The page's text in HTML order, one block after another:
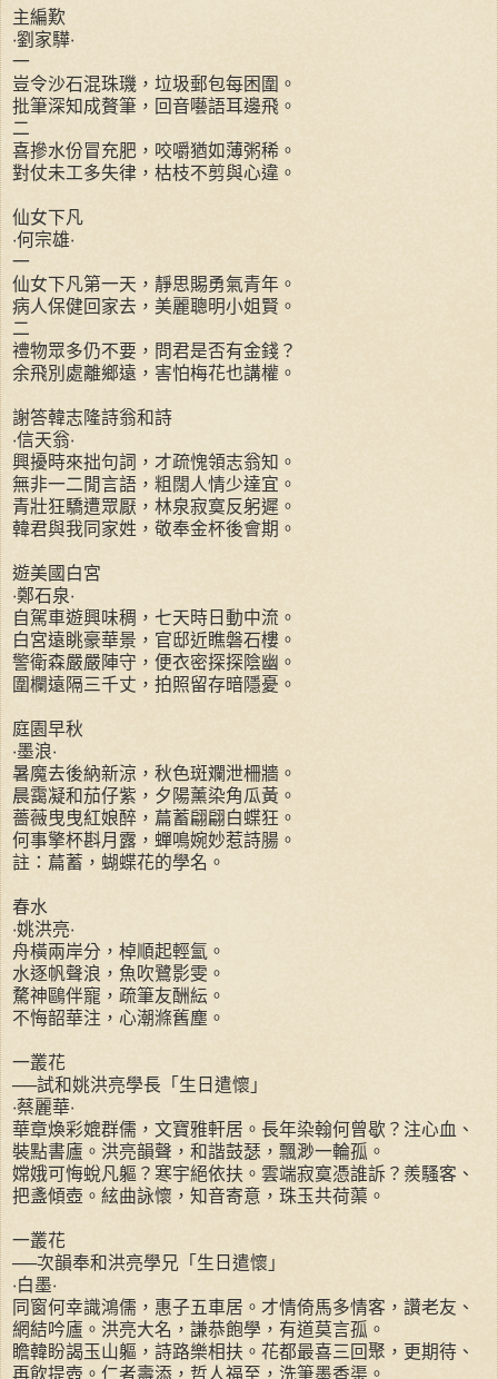
主編歎
‧劉家驊‧
一
豈令沙石混珠璣，垃圾郵包每困圍。
批筆深知成贅筆，回音囈語耳邊飛。
二
喜摻水份冒充肥，咬嚼猶如薄粥稀。
對仗未工多失律，枯枝不剪與心違。
仙女下凡
‧何宗雄‧
一
仙女下凡第一天，靜思賜勇氣青年。
病人保健回家去，美麗聰明小姐賢。
二
禮物眾多仍不要，問君是否有金錢？
余飛別處離鄉遠，害怕梅花也講權。
謝答韓志隆詩翁和詩
‧信天翁‧
興擾時來拙句詞，才疏愧領志翁知。
無非一二閒言語，粗闊人情少達宜。
青壯狂驕遭眾厭，林泉寂寞反躬遲。
韓君與我同家姓，敬奉金杯後會期。
遊美國白宮
‧鄭石泉‧
自駕車遊興味稠，七天時日動中流。
白宮遠眺豪華景，官邸近瞧磐石樓。
警衛森嚴嚴陣守，便衣密探探陰幽。
圍欄遠隔三千丈，拍照留存暗隱憂。
庭園早秋
‧墨浪‧
暑魔去後納新涼，秋色斑斕泄柵牆。
晨靄凝和茄仔紫，夕陽薰染角瓜黃。
薔薇曳曳紅娘醉，萹蓄翩翩白蝶狂。
何事擎杯斟月露，蟬鳴婉妙惹詩腸。
註：萹蓄，蝴蝶花的學名。
春水
‧姚洪亮‧
舟橫兩岸分，棹順起輕氳。
水逐帆聲浪，魚吹鷺影雯。
騖神鷗伴寵，疏筆友酬紜。
不悔韶華注，心潮滌舊塵。
一叢花
──試和姚洪亮學長「生日遣懷」
‧蔡麗華‧
華章煥彩媲群儒，文寶雅軒居。長年染翰何曾歇？注心血、
裝點書廬。洪亮韻聲，和諧鼓瑟，飄渺一輪孤。
嫦娥可悔蛻凡軀？寒宇絕依扶。雲端寂寞憑誰訴？羨騷客、
把盞傾壺。絃曲詠懷，知音寄意，珠玉共荷蕖。
一叢花
──次韻奉和洪亮學兄「生日遣懷」
‧白墨‧
同窗何幸識鴻儒，惠子五車居。才情倚馬多情客，讚老友、
網結吟廬。洪亮大名，謙恭飽學，有道莫言孤。
瞻韓盼謁玉山軀，詩路樂相扶。花都最喜三回聚，更期待、
再飲提壺。仁者壽添，哲人福至，洗筆墨香渠。